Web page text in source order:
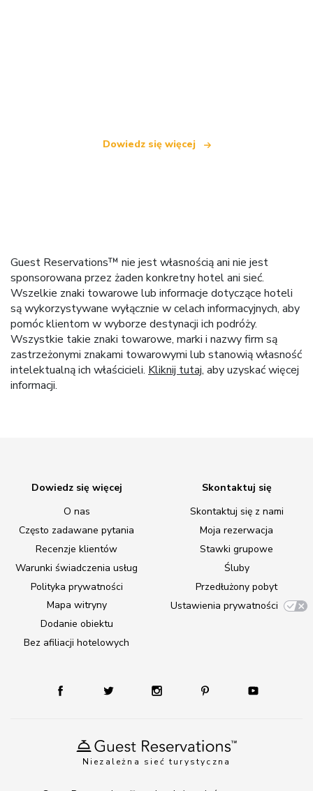
Dowiedz się więcej
Guest Reservations™ nie jest własnością ani nie jest
sponsorowana przez żaden konkretny hotel ani sieć.
Wszelkie znaki towarowe lub informacje dotyczące hoteli
są wykorzystywane wyłącznie w celach informacyjnych, aby
pomóc klientom w wyborze destynacji ich podróży.
Wszystkie takie znaki towarowe, marki i nazwy firm są
zastrzeżonymi znakami towarowymi lub stanowią własność
intelektualną ich właścicieli. Kliknij tutaj, aby uzyskać więcej
informacji.
Niezależna sieć turystyczna
Dowiedz się więcej
O nas
Często zadawane pytania
Recenzje klientów
Warunki świadczenia usług
Polityka prywatności
Mapa witryny
Dodanie obiektu
Bez afiliacji hotelowych
Skontaktuj się
Skontaktuj się z nami
Moja rezerwacja
Stawki grupowe
Śluby
Przedłużony pobyt
Ustawienia prywatności